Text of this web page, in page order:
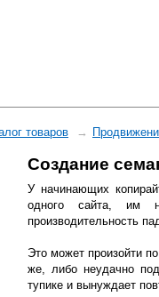
товаров
Создание
У начинающих
одного сайта, им
производительность
Это может произойти
же, либо неудачно
тупике и вынуждает